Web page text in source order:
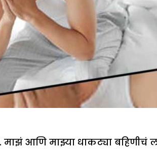
माझंआणि माझ् या धाकट्या बहिणीचं